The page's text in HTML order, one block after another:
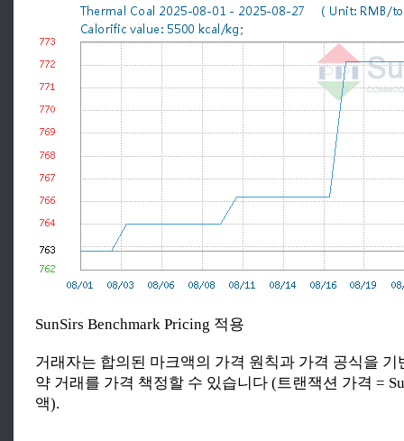
SunSirs Benchmark Pricing 적용
거래자는 합의된 마크액의 가격 원칙과 가격 공식을 기
약 거래를 가격 책정할 수 있습니다 (트랜잭션 가격 =
액).